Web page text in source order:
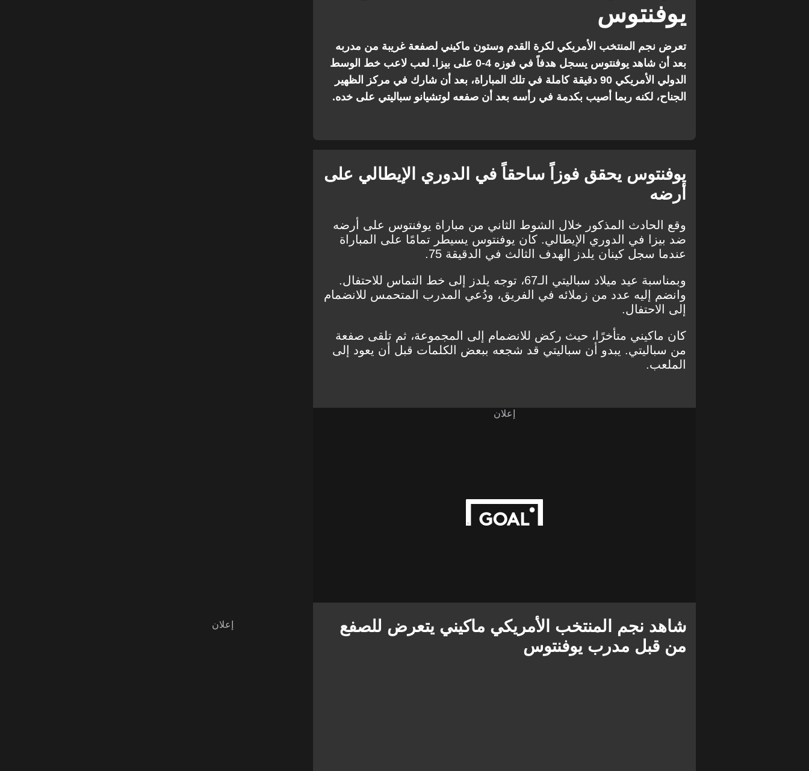
يوفنتوس
تعرض نجم المنتخب الأمريكي لكرة القدم وستون ماكيني لصفعة غريبة من مدربه
بعد أن شاهد يوفنتوس يسجل هدفاً في فوزه 4-0 على بيزا. لعب لاعب خط الوسط
الدولي الأمريكي 90 دقيقة كاملة في تلك المباراة، بعد أن شارك في مركز الظهير
الجناح، لكنه ربما أصيب بكدمة في رأسه بعد أن صفعه لوتشيانو سباليتي على خده.
يوفنتوس يحقق فوزاً ساحقاً في الدوري الإيطالي على
أرضه
وقع الحادث المذكور خلال الشوط الثاني من مباراة يوفنتوس على أرضه
ضد بيزا في الدوري الإيطالي. كان يوفنتوس يسيطر تمامًا على المباراة
عندما سجل كينان يلدز الهدف الثالث في الدقيقة 75.
وبمناسبة عيد ميلاد سباليتي الـ67، توجه يلدز إلى خط التماس للاحتفال.
وانضم إليه عدد من زملائه في الفريق، ودُعي المدرب المتحمس للانضمام
إلى الاحتفال.
كان ماكيني متأخرًا، حيث ركض للانضمام إلى المجموعة، ثم تلقى صفعة
من سباليتي. يبدو أن سباليتي قد شجعه ببعض الكلمات قبل أن يعود إلى
الملعب.
إعلان
شاهد نجم المنتخب الأمريكي ماكيني يتعرض للصفع
من قبل مدرب يوفنتوس